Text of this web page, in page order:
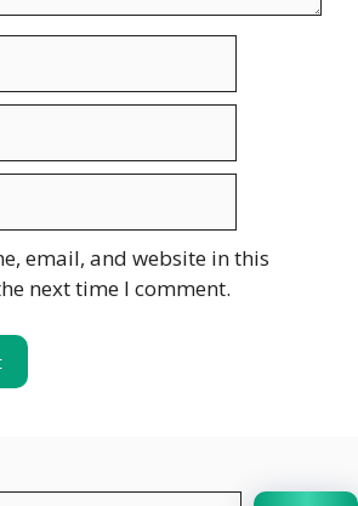
email, and website in this
next time I comment.